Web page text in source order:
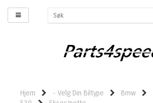
Hjem - Velg Din Biltype Bmw